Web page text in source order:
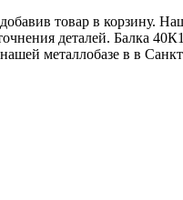
товар в корзину.
деталей. Балка
металлобазе в в